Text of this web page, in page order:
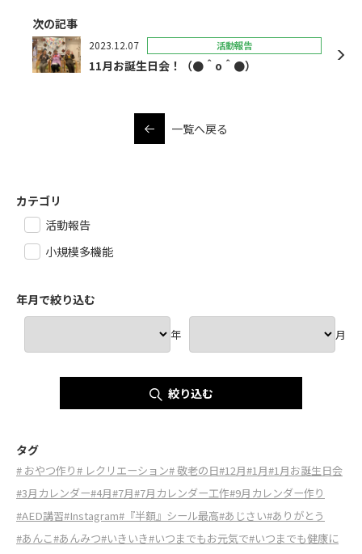
次の記事
2023.12.07 活動報告
11月お誕生日会！（●＾o＾●）
一覧へ戻る
カテゴリ
活動報告
小規模多機能
年月で絞り込む
年 月
絞り込む
タグ
# おやつ作り# レクリエーション# 敬老の日#12月#1月#1月お誕生日会
#3月カレンダー#4月#7月#7月カレンダー工作#9月カレンダー作り
#AED講習#Instagram#『半額』シール最高#あじさい#ありがとう
#あんこ#あんみつ#いきいき#いつまでもお元気で#いつまでも健康に